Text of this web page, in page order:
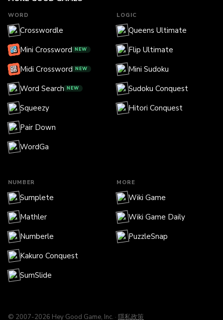
WORD
Crosswordle
Mini Crossword NEW
Midi Crossword NEW
Word Search NEW
Squeezy
Pair Down
WordGa
LOGIC
Queens Ultimate
Flip Ultimate
Mini Sudoku
Sudoku Conquest
Hitori Conquest
NUMBER
Sumplete
Mathler
Numberle
Kakuro Conquest
SumSlide
MORE
Wiki Game
Wiki Game Daily
PuzzleSnap
© 2007-2026 Hey Good Game, Inc. · 隱私政策